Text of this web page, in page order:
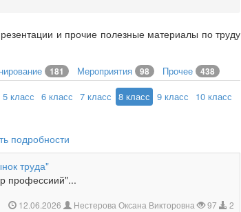
и прочие полезные материалы по труду
181 Мероприятия 98 Прочее 438
5 класс 6 класс 7 класс 8 класс 9 класс
10 класс
труда"
профессиий"...
12.06.2026 Нестерова Оксана Викторовна 97 2